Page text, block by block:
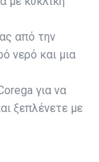
από την
νερό και μια
για να
ξεπλένετε με